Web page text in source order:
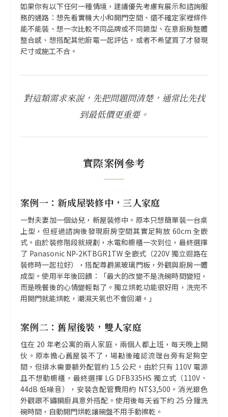
如果你有以下任何一種情境，建議優先考慮有展示和諮詢服
務的通路：想先看實機大小和開門空間、還不確定家裡條件
能不能裝、想一次比較不同品牌或不同類型、在意廚房整體
整合感、想搭配其他廚電一起評估，或者不希望買了才發現
尺寸或施工不合。
對這類需求來說，先把問題問清楚，通常比先找
到最低價更重要。
實際案例參考
案例一：新成屋裝修中，三人家庭
一對夫妻加一個幼兒，新屋裝修中。原本只想簡單裝一台桌
上型，但經過諮詢後發現廚房空間其實足夠放 60cm 全嵌
式。由於裝修階段就規劃，水電和櫥櫃一次到位，最終選擇
了 Panasonic NP-2KTBGR1TW 全嵌式（220V 獨立迴路在
裝修時一起拉好），搭配尊爵黑玻璃門板，外觀與廚房一體
成型。使用半年後回饋：「最大的改變不是洗碗時間變短，
而是晚餐後的心情變輕鬆了。獨立烘乾功能很好用，洗完不
用開門就能烘乾，潮濕天氣也不會回潮。」
案例二：舊屋後裝，雙人家庭
住在 20 年老公寓的兩人家庭，兩個人都上班，每天晚上開
伙。原本擔心舊屋裝不了，場勘後確認流理台旁有足夠空
間，但排水需要額外配管約 1.5 公尺。由於只有 110V 電源
且不想動櫥櫃，最終選擇 LG DFB335HS 獨立式（110V、
44dB 低噪音），安裝含配管費用約 NT$3,500。消光銀色
外觀跟不鏽鋼廚具意外搭配。使用後每天省下約 25 分鐘洗
碗時間，自動開門烘乾讓碗盤不用手動擦乾。